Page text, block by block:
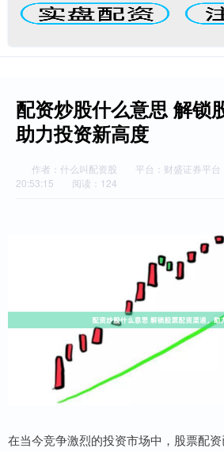
配资炒股什么意思 解锁
助力投资新高度
作者：什么叫配资股 平台：财盛证券平台
20:53:15
阅读：124
在当今竞争激烈的投资市场中，股票配